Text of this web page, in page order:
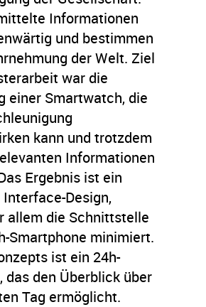
Informationen
und bestimmen
der Welt. Ziel
war die
einer Smartwatch, die
kann und trotzdem
Informationen
Ergebnis ist ein
Design,
allem die Schnittstelle
Smartphone minimiert.
ist ein 24h-
den Überblick über
Tag ermöglicht.